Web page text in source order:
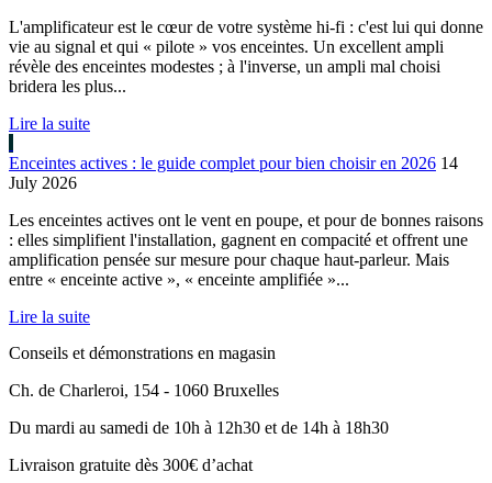
L'amplificateur est le cœur de votre système hi-fi : c'est lui qui donne
vie au signal et qui « pilote » vos enceintes. Un excellent ampli
révèle des enceintes modestes ; à l'inverse, un ampli mal choisi
bridera les plus...
Lire la suite
Enceintes actives : le guide complet pour bien choisir en 2026 14
July 2026
Les enceintes actives ont le vent en poupe, et pour de bonnes raisons
: elles simplifient l'installation, gagnent en compacité et offrent une
amplification pensée sur mesure pour chaque haut-parleur. Mais
entre « enceinte active », « enceinte amplifiée »...
Lire la suite
Conseils et démonstrations en magasin
Ch. de Charleroi, 154 - 1060 Bruxelles
Du mardi au samedi de 10h à 12h30 et de 14h à 18h30
Livraison gratuite dès 300€ d’achat